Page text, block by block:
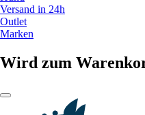
Versand in 24h
Outlet
Marken
Wird zum